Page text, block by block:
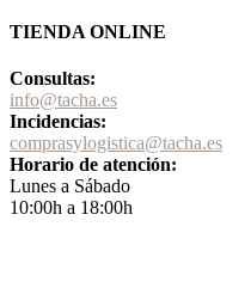
TIENDA ONLINE
Consultas:
info@tacha.es
Incidencias:
comprasylogistica@tacha.es
Horario de atención:
Lunes a Sábado
10:00h a 18:00h